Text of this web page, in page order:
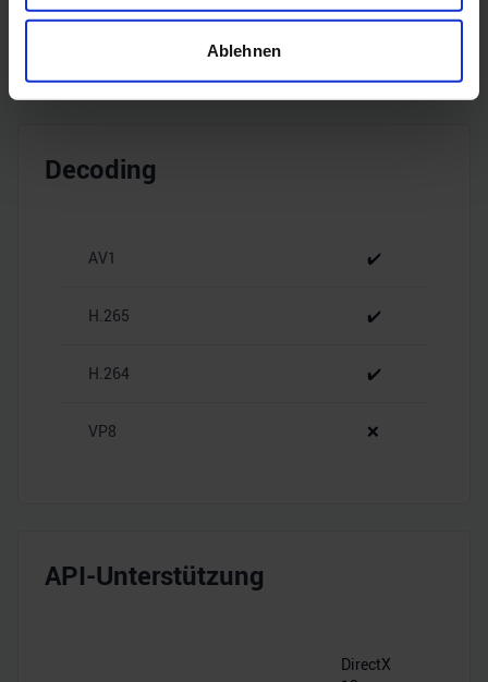
welche bis auf einige Meter genau sein können
Ihr Gerät durch aktives Scannen nach bestimmten
Erfahren Sie mehr darüber, wie Ihre persönlichen Daten
zu können und die Zugriffe auf unsere Website zu
Verwendung unserer Website an unsere Partner für
weiteren Daten zusammen, die Sie ihnen bereitgestellt
gesammelt haben.
Ablehnen
H.264 ✔️
Decoding
AV1 ✔️
H.265 ✔️
H.264 ✔️
VP8 ❌
API-Unterstützung
DirectX